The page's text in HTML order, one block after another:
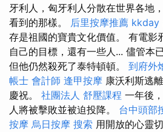
牙利人，匈牙利人分散在世界各地
看到的那樣。 后里按摩推薦 kkday
存是祖國的寶貴文化價值。 有電影
自己的目標，還有一些人... 儘管本
但他仍然殺死了泰特頓頓。 到府外
帳士 會計師 逢甲按摩 康沃利斯逃
慶祝。 社團法人 舒壓課程 一年後
人將被擊敗並被迫投降。 台中頭部
按摩 烏日按摩 搜索 用開放的心靈